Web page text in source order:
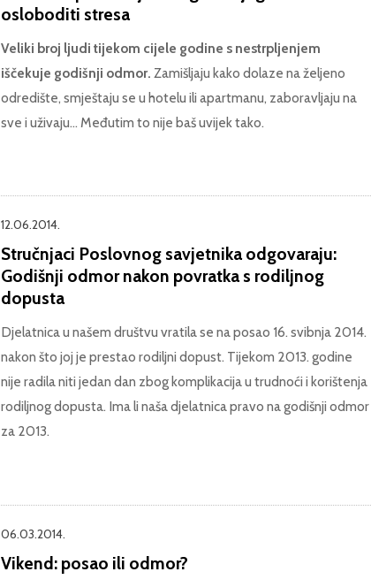
osloboditi stresa
Veliki broj ljudi tijekom cijele godine s nestrpljenjem
iščekuje godišnji odmor. Zamišljaju kako dolaze na željeno
odredište, smještaju se u hotelu ili apartmanu, zaboravljaju na
sve i uživaju... Međutim to nije baš uvijek tako.
12.06.2014.
Stručnjaci Poslovnog savjetnika odgovaraju:
Godišnji odmor nakon povratka s rodiljnog
dopusta
Djelatnica u našem društvu vratila se na posao 16. svibnja 2014.
nakon što joj je prestao rodiljni dopust. Tijekom 2013. godine
nije radila niti jedan dan zbog komplikacija u trudnoći i korištenja
rodiljnog dopusta. Ima li naša djelatnica pravo na godišnji odmor
za 2013.
06.03.2014.
Vikend: posao ili odmor?